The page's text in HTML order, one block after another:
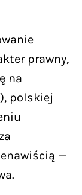
prawny,
na
polskiej
—